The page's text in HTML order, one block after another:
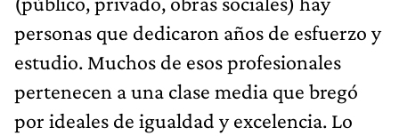
personas que dedicaron años de esfuerzo y
estudio. Muchos de esos profesionales
pertenecen a una clase media que bregó
por ideales de igualdad y excelencia. Lo